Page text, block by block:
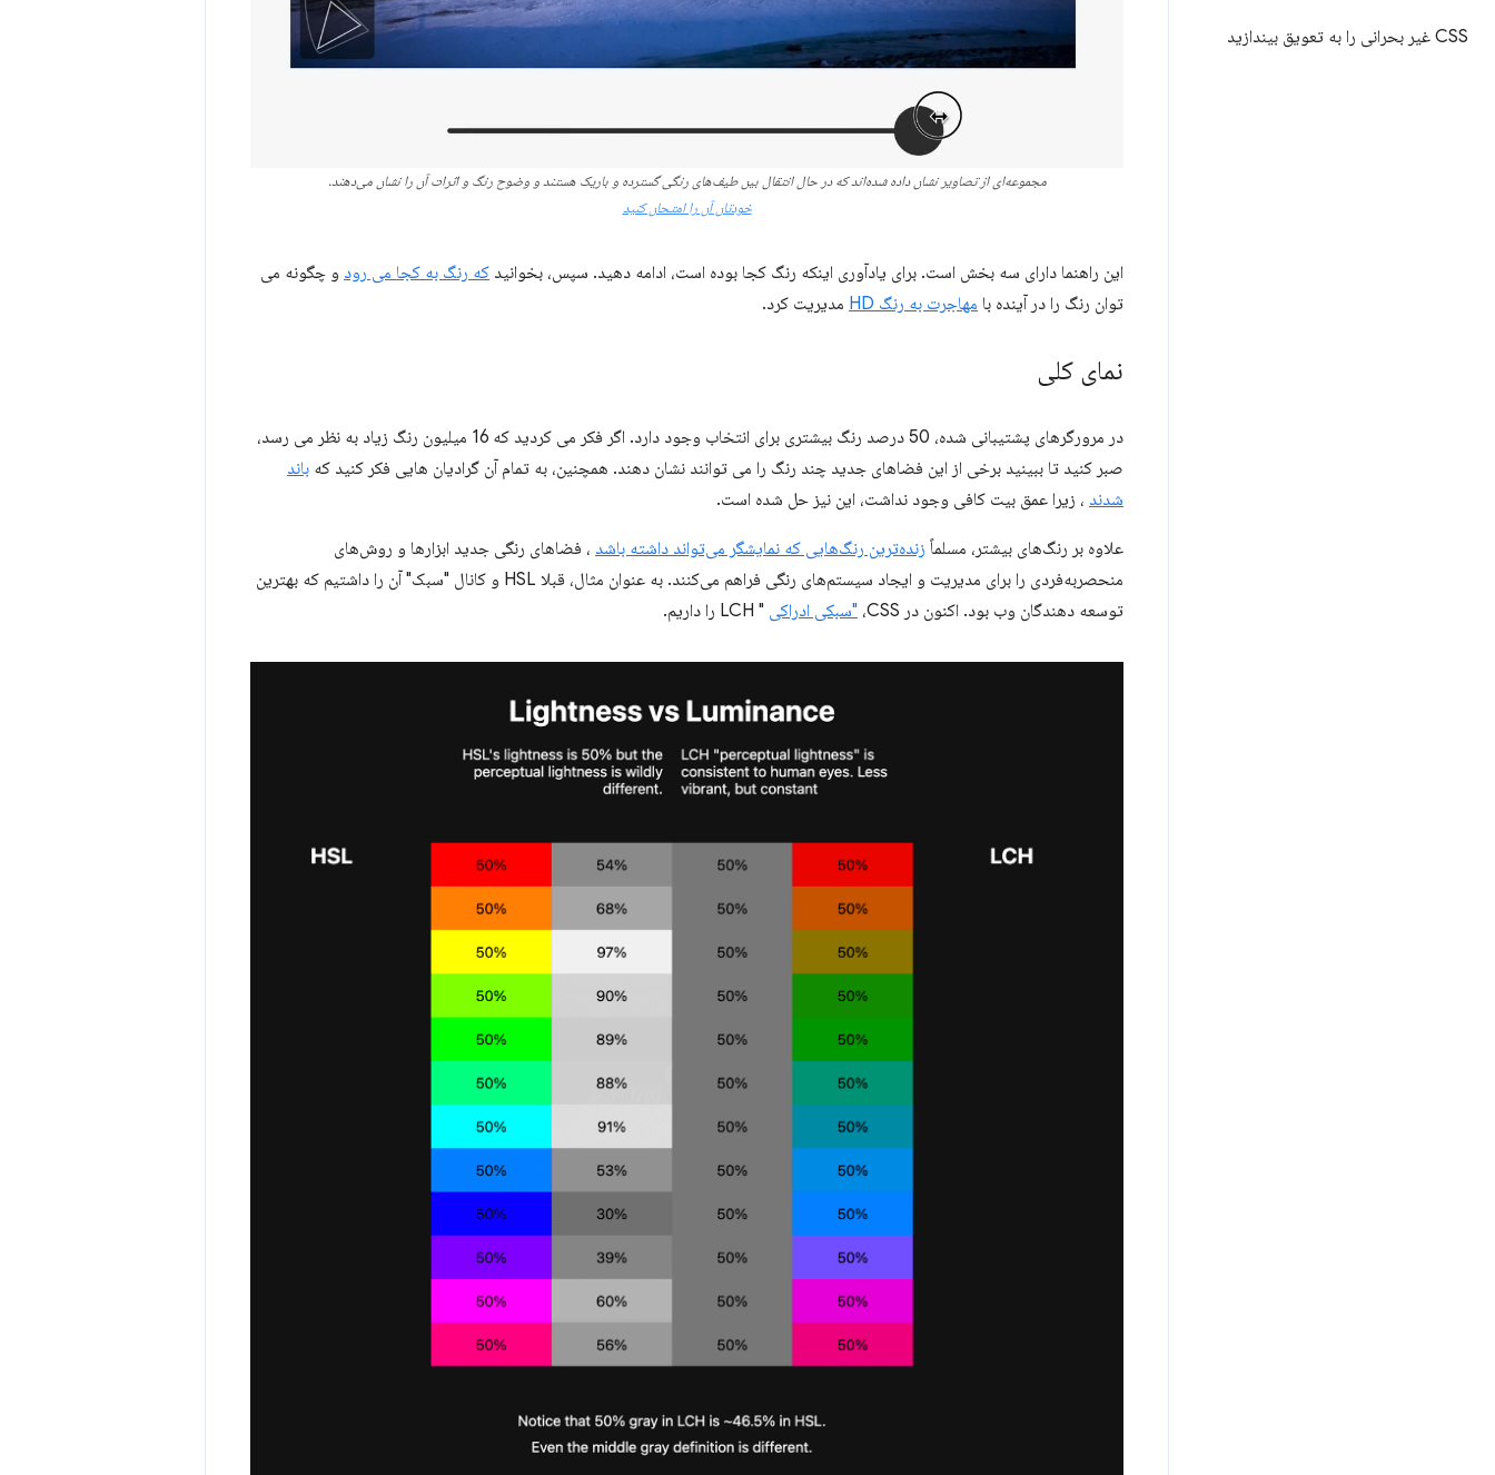
CSS غیر بحرانی را به تعویق بیندازید
مجموعه‌ای از تصاویر نشان داده شده‌اند که در حال انتقال بین طیف‌های رنگی گسترده و باریک هستند و وضوح رنگ و اثرات آن را نشان می‌دهند.
خودتان آن را امتحان کنید
این راهنما دارای سه بخش است. برای یادآوری اینکه رنگ کجا بوده است، ادامه دهید. سپس، بخوانید که رنگ به کجا می رود و چگونه می
توان رنگ را در آینده با مهاجرت به رنگ HD مدیریت کرد.
نمای کلی
در مرورگرهای پشتیبانی شده، 50 درصد رنگ بیشتری برای انتخاب وجود دارد. اگر فکر می کردید که 16 میلیون رنگ زیاد به نظر می رسد،
صبر کنید تا ببینید برخی از این فضاهای جدید چند رنگ را می توانند نشان دهند. همچنین، به تمام آن گرادیان هایی فکر کنید که باند
شدند ، زیرا عمق بیت کافی وجود نداشت، این نیز حل شده است.
علاوه بر رنگ‌های بیشتر، مسلماً زنده‌ترین رنگ‌هایی که نمایشگر می‌تواند داشته باشد ، فضاهای رنگی جدید ابزارها و روش‌های
منحصربه‌فردی را برای مدیریت و ایجاد سیستم‌های رنگی فراهم می‌کنند. به عنوان مثال، قبلا HSL و کانال "سبک" آن را داشتیم که بهترین
توسعه دهندگان وب بود. اکنون در CSS،
"سبکی ادراکی " LCH را داریم.